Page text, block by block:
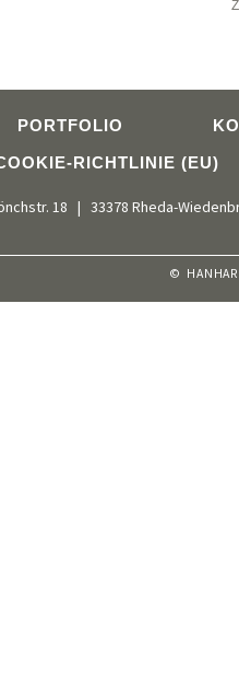
PORTFOLIO
RICHTLINIE (EU)
18 | 33378 Rheda-
©